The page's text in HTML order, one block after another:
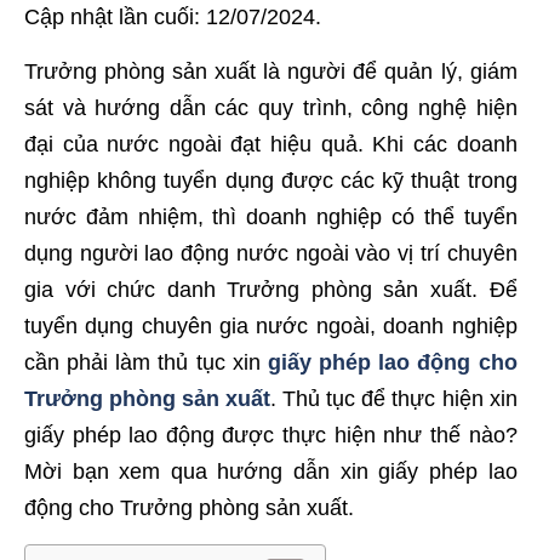
Cập nhật lần cuối: 12/07/2024.
Trưởng phòng sản xuất là người để quản lý, giám
sát và hướng dẫn các quy trình, công nghệ hiện
đại của nước ngoài đạt hiệu quả. Khi các doanh
nghiệp không tuyển dụng được các kỹ thuật trong
nước đảm nhiệm, thì doanh nghiệp có thể tuyển
dụng người lao động nước ngoài vào vị trí chuyên
gia với chức danh Trưởng phòng sản xuất. Để
tuyển dụng chuyên gia nước ngoài, doanh nghiệp
cần phải làm thủ tục xin giấy phép lao động cho
Trưởng phòng sản xuất. Thủ tục để thực hiện xin
giấy phép lao động được thực hiện như thế nào?
Mời bạn xem qua hướng dẫn xin giấy phép lao
động cho Trưởng phòng sản xuất.